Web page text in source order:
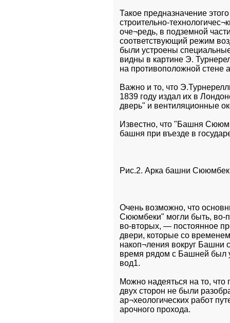
Такое предназначение
строительно-
оче¬редь, в подземной
соответствующий режим
были устроены
видны в картине Э.
на противоположной стене
Важно и то, что
1839 году издал их в
дверь" и вентиляционные
Известно, что "Башня
башня при въезде в
Рис.2. Арка башни
Очень возможно, что
Сююмбеки" могли быть, во-
во-вторых, — постоянное
двери, которые со
накоп¬ления вокруг Башни
время рядом с Башней был
вод1.
Можно надеяться на то,
двух сторон не были
ар¬хеологических работ
арочного прохода.